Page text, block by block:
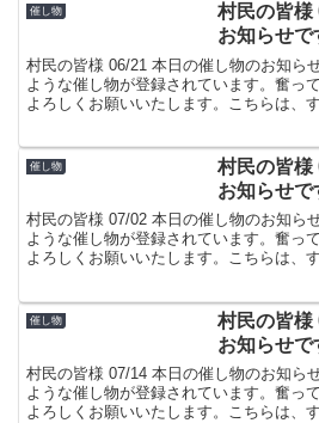
催し物
村民の皆様
お知らせで
村民の皆様 06/21 本日の催し物のお知ら
ような催し物が登録されています。奮っ
よろしくお願いいたします。こちらは、
催し物
村民の皆様
お知らせで
村民の皆様 07/02 本日の催し物のお知ら
ような催し物が登録されています。奮っ
よろしくお願いいたします。こちらは、
催し物
村民の皆様
お知らせで
村民の皆様 07/14 本日の催し物のお知ら
ような催し物が登録されています。奮っ
よろしくお願いいたします。こちらは、